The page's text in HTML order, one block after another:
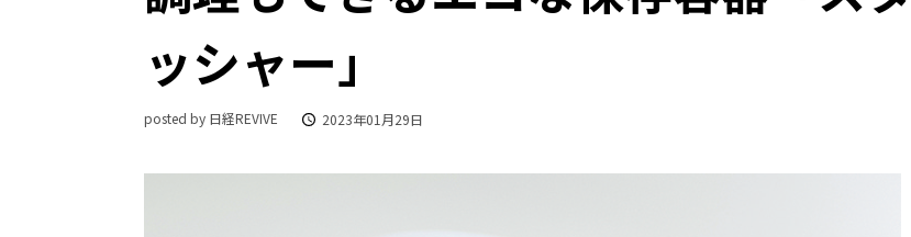
ッシャー」
posted by 日経REVIVE 2023年01月29日